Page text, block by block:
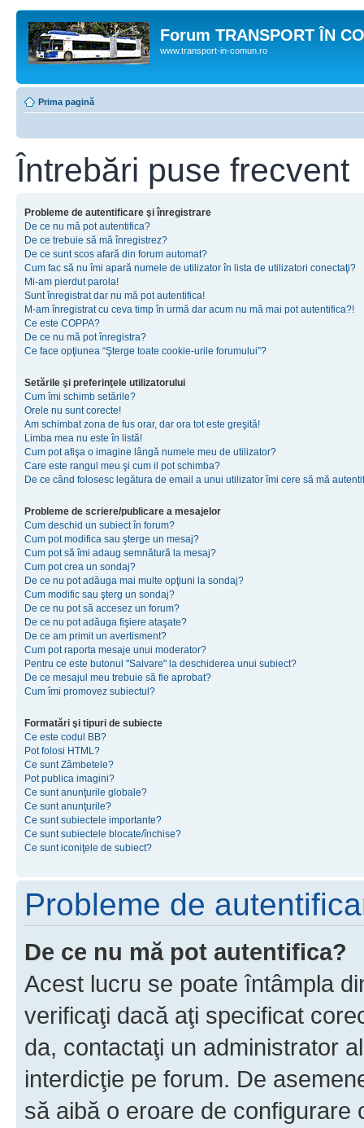
Forum TRANSPORT ÎN
www.transport-in-comun.ro
Prima pagină
Întrebări puse frecvent
Probleme de autentificare şi înregistrare
De ce nu mă pot autentifica?
De ce trebuie să mă înregistrez?
De ce sunt scos afară din forum automat?
Cum fac să nu îmi apară numele de utilizator în lista de utilizatori conectaţi?
Mi-am pierdut parola!
Sunt înregistrat dar nu mă pot autentifica!
M-am înregistrat cu ceva timp în urmă dar acum nu mă mai pot autentifica?!
Ce este COPPA?
De ce nu mă pot înregistra?
Ce face opţiunea “Şterge toate cookie-urile forumului”?
Setările şi preferinţele utilizatorului
Cum îmi schimb setările?
Orele nu sunt corecte!
Am schimbat zona de fus orar, dar ora tot este greşită!
Limba mea nu este în listă!
Cum pot afişa o imagine lângă numele meu de utilizator?
Care este rangul meu şi cum il pot schimba?
De ce când folosesc legătura de email a unui utilizator îmi cere să mă
Probleme de scriere/publicare a mesajelor
Cum deschid un subiect în forum?
Cum pot modifica sau şterge un mesaj?
Cum pot să îmi adaug semnătură la mesaj?
Cum pot crea un sondaj?
De ce nu pot adăuga mai multe opţiuni la sondaj?
Cum modific sau şterg un sondaj?
De ce nu pot să accesez un forum?
De ce nu pot adăuga fişiere ataşate?
De ce am primit un avertisment?
Cum pot raporta mesaje unui moderator?
Pentru ce este butonul "Salvare" la deschiderea unui subiect?
De ce mesajul meu trebuie să fie aprobat?
Cum îmi promovez subiectul?
Formatări şi tipuri de subiecte
Ce este codul BB?
Pot folosi HTML?
Ce sunt Zâmbetele?
Pot publica imagini?
Ce sunt anunţurile globale?
Ce sunt anunţurile?
Ce sunt subiectele importante?
Ce sunt subiectele blocate/închise?
Ce sunt iconiţele de subiect?
Probleme de
De ce nu mă pot autentifica?
Acest lucru se poate întâmpla
verificaţi dacă aţi specificat
da, contactaţi un administrator
interdicţie pe forum. De
să aibă o eroare de configurare